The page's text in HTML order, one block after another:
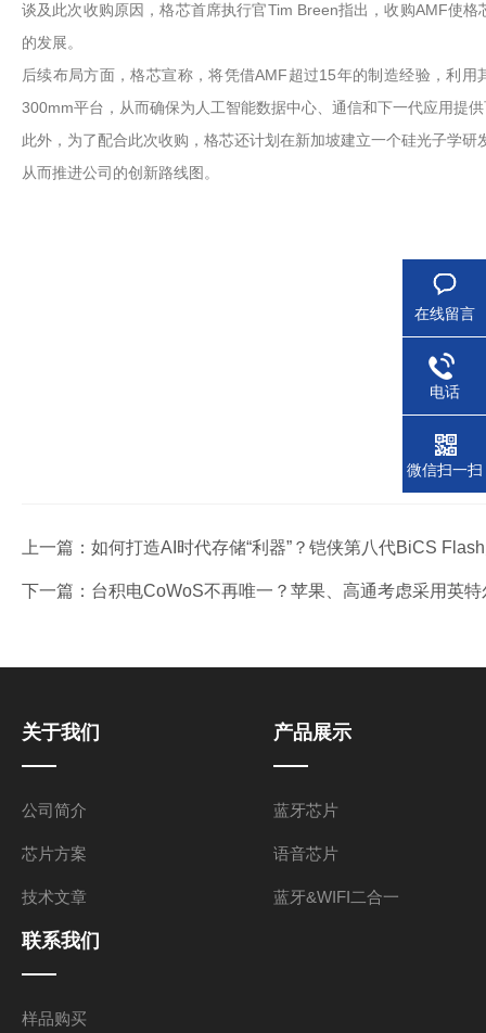
谈及此次收购原因，格芯首席执行官Tim Breen指出，收购AMF使
的发展。
后续布局方面，格芯宣称，将凭借AMF超过15年的制造经验，利
300mm平台，从而确保为人工智能数据中心、通信和下一代应用提
此外，为了配合此次收购，格芯还计划在新加坡建立一个硅光子学
从而推进公司的创新路线图。
上一篇： 如何打造AI时代存储“利器”？铠侠第八代BiCS
下一篇： 台积电CoWoS不再唯一？苹果、高通考虑采用英
关于我们
公司简介
芯片方案
技术文章
产品展示
蓝牙芯片
语音芯片
蓝牙&WIFI二合一
联系我们
样品购买
在线留言
电话
微信扫一扫